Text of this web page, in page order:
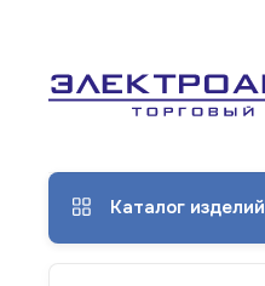
Каталог изделий